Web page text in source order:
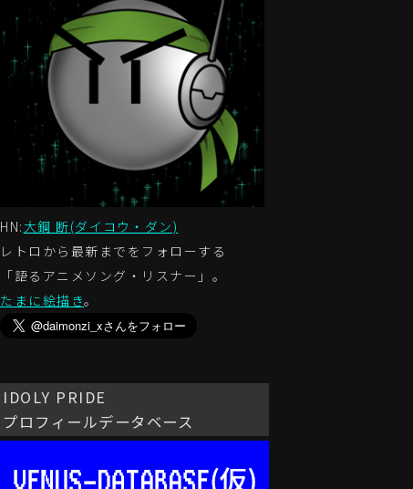
HN: 大鋼 断(ダイコウ・ダン)
レトロから最新までをフォローする
「語るアニメソング・リスナー」。
たまに絵描き。
IDOLY PRIDE
プロフィールデータベース